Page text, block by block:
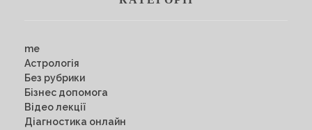
me
Астрологія
Без рубрики
Бізнес допомога
Відео лекції
Діагностика онлайн